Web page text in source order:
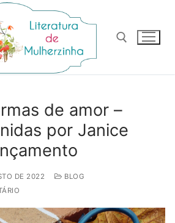
de amor –
por Janice
DE 2022
BLOG